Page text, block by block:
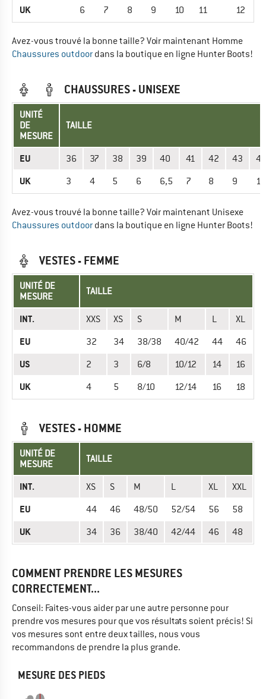
UK 6 7 8 9 10 11 12
Avez-vous trouvé la bonne taille? Voir maintenant Homme
Chaussures outdoor dans la boutique en ligne Hunter Boots!
CHAUSSURES - UNISEXE
UNITÉ
DE
MESURE
TAILLE
EU 36 37 38 39 40 41 42 43 44
UK 3 4 5 6 6,5 7 8 9 10
Avez-vous trouvé la bonne taille? Voir maintenant Unisexe
Chaussures outdoor dans la boutique en ligne Hunter Boots!
VESTES - FEMME
UNITÉ DE
MESURE
TAILLE
INT. XXS XS S M L XL
EU 32 34 38/38 40/42 44 46
US 2 3 6/8 10/12 14 16
UK 4 5 8/10 12/14 16 18
VESTES - HOMME
UNITÉ DE
MESURE
TAILLE
INT. XS S M L XL XXL
EU 44 46 48/50 52/54 56 58
UK 34 36 38/40 42/44 46 48
COMMENT PRENDRE LES MESURES
CORRECTEMENT...
Conseil: Faites-vous aider par une autre personne pour
prendre vos mesures pour que vos résultats soient précis! Si
vos mesures sont entre deux tailles, nous vous
recommandons de prendre la plus grande.
MESURE DES PIEDS